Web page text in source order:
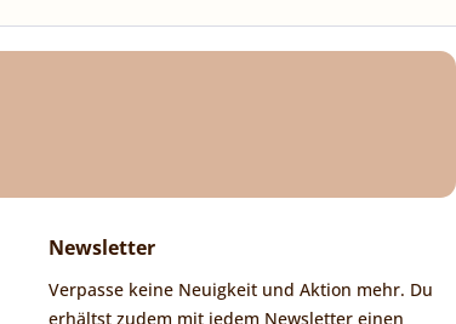
Newsletter
Verpasse keine Neuigkeit und Aktion mehr. Du
erhältst zudem mit jedem Newsletter einen